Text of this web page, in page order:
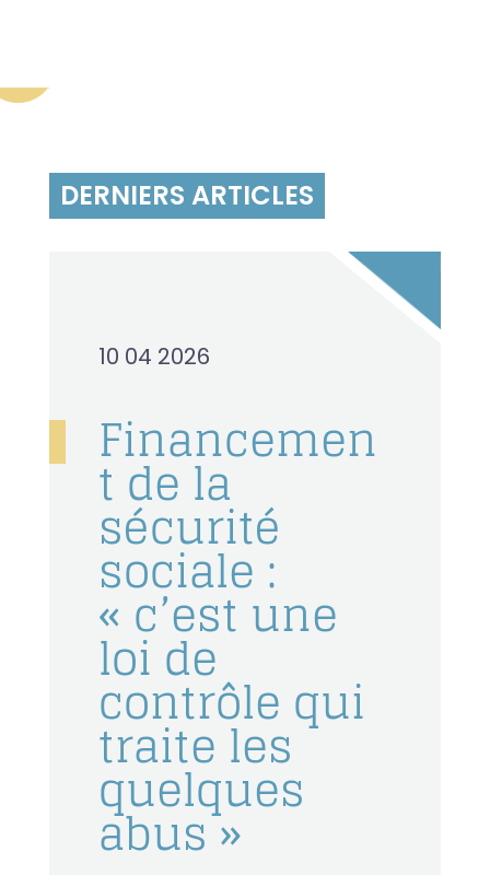
DERNIERS ARTICLES
10 04 2026
Financemen
t de la
sécurité
sociale :
« c’est une
loi de
contrôle qui
traite les
quelques
abus »